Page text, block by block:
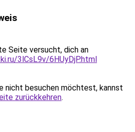
Seite versucht, dich an
3lCsL9v/6HUyDjP.html
nicht besuchen möchtest, kannst
zurückkehren.